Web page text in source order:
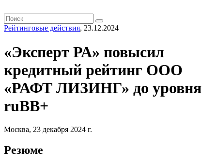
Рейтинговые действия, 23.12.2024
«Эксперт РА» повысил
кредитный рейтинг ООО
«РАФТ ЛИЗИНГ» до уровня
ruBB+
Москва, 23 декабря 2024 г.
Резюме